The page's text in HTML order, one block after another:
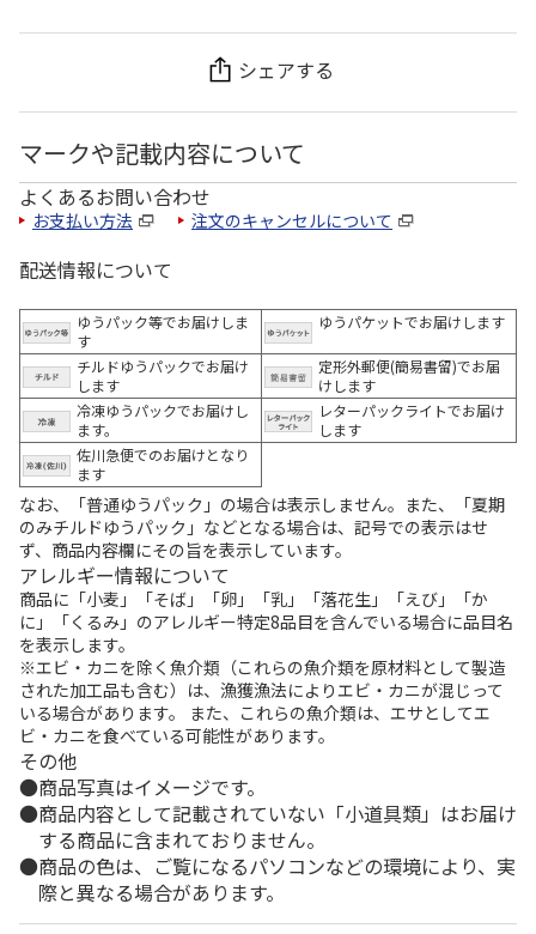
シェアする
マークや記載内容について
よくあるお問い合わせ
お支払い方法 注文のキャンセルについて
配送情報について
ゆうパック等でお届けしま
す
ゆうパケットでお届けします
チルドゆうパックでお届け
します
定形外郵便(簡易書留)でお届
けします
冷凍ゆうパックでお届けし
ます。
レターパックライトでお届け
します
佐川急便でのお届けとなり
ます
なお、「普通ゆうパック」の場合は表示しません。また、「夏期
のみチルドゆうパック」などとなる場合は、記号での表示はせ
ず、商品内容欄にその旨を表示しています。
アレルギー情報について
商品に「小麦」「そば」「卵」「乳」「落花生」「えび」「か
に」「くるみ」のアレルギー特定8品目を含んでいる場合に品目名
を表示します。
※エビ・カニを除く魚介類（これらの魚介類を原材料として製造
された加工品も含む）は、漁獲漁法によりエビ・カニが混じって
いる場合があります。 また、これらの魚介類は、エサとしてエ
ビ・カニを食べている可能性があります。
その他
商品写真はイメージです。
商品内容として記載されていない「小道具類」はお届け
する商品に含まれておりません。
商品の色は、ご覧になるパソコンなどの環境により、実
際と異なる場合があります。